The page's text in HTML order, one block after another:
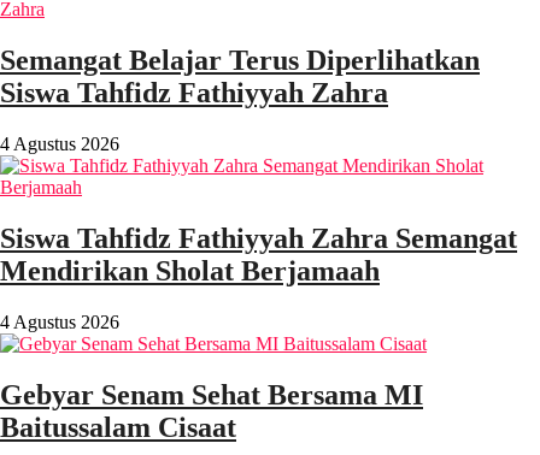
Semangat Belajar Terus Diperlihatkan
Siswa Tahfidz Fathiyyah Zahra
4 Agustus 2026
Siswa Tahfidz Fathiyyah Zahra Semangat
Mendirikan Sholat Berjamaah
4 Agustus 2026
Gebyar Senam Sehat Bersama MI
Baitussalam Cisaat